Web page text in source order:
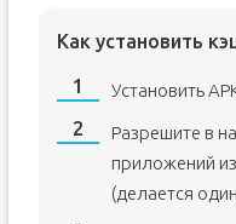
Как установить
Установить
Разрешите в
приложений
(делается